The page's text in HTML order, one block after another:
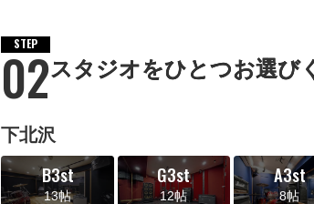
STEP
02スタジオをひとつお選び
下北沢
B3st
13帖
G3st
12帖
A3st
8帖